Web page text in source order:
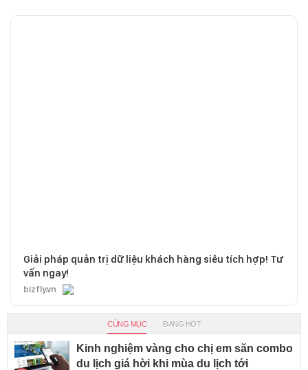
Giải pháp quản trị dữ liệu khách hàng siêu tích hợp! Tư
vấn ngay!
bizfly.vn
CÙNG MỤC ĐANG HOT
Kinh nghiệm vàng cho chị em săn combo
du lịch giá hời khi mùa du lịch tới